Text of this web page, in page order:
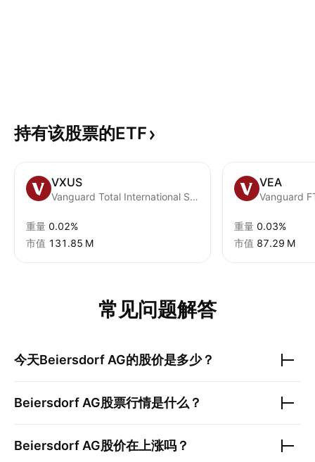
持有该股票的ETF
VXUS
Vanguard Total International Stock ETF
重量 0.02%
市值 ‪131.85 M‬
VEA
重量 0.03%
市值 ‪87.29 M‬
常见问题解答
今天Beiersdorf AG的股价是多少？
Beiersdorf AG股票行情是什么？
Beiersdorf AG股价在上涨吗？